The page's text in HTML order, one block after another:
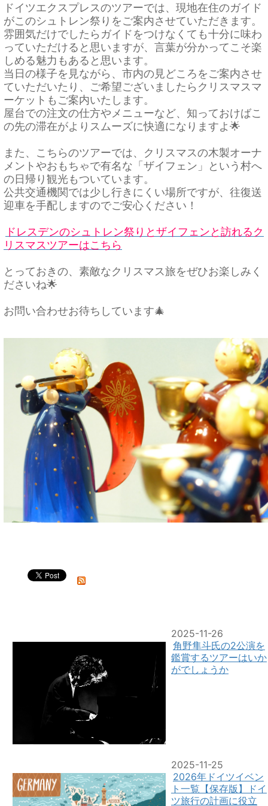
ドイツエクスプレスのツアーでは、現地在住のガイド
がこのシュトレン祭りをご案内させていただきます。
雰囲気だけでしたらガイドをつけなくても十分に味わ
っていただけると思いますが、言葉が分かってこそ楽
しめる魅力もあると思います。
当日の様子を見ながら、市内の見どころをご案内させ
ていただいたり、ご希望ございましたらクリスマスマ
ーケットもご案内いたします。
屋台での注文の仕方やメニューなど、知っておけばこ
の先の滞在がよりスムーズに快適になりますよ🌟
また、こちらのツアーでは、クリスマスの木製オーナ
メントやおもちゃで有名な「ザイフェン」という村へ
の日帰り観光もついています。
公共交通機関では少し行きにくい場所ですが、往復送
迎車を手配しますのでご安心ください！
ドレスデンのシュトレン祭りとザイフェンと訪れるク
リスマスツアーはこちら
とっておきの、素敵なクリスマス旅をぜひお楽しみく
ださいね🌟
お問い合わせお待ちしています🎄
2025-11-26
角野隼斗氏の2公演を
鑑賞するツアーはいか
がでしょうか
2025-11-25
2026年ドイツイベン
ト一覧【保存版】ドイ
ツ旅行の計画に役立